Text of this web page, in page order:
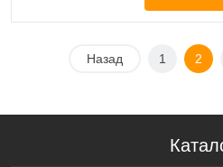
Назад 1 2